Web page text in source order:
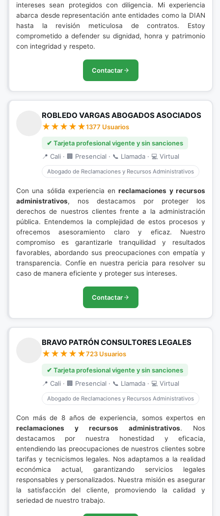
intereses sean protegidos con diligencia. Mi experiencia
abarca desde representación ante entidades como la DIAN
hasta la revisión meticulosa de contratos. Estoy
comprometido a defender su dignidad, honra y patrimonio
con integridad y respeto.
Contactar
ROBLEDO VARGAS ABOGADOS ASOCIADOS
1377 Usuarios
✔ Tarjeta profesional vigente y sin sanciones
📍 Cali · 🏢 Presencial · 📞 Llamada · 💻 Virtual
Abogado de Reclamaciones y Recursos Administrativos
Con una sólida experiencia enreclamaciones y recursos
administrativos, nos destacamos por proteger los
derechos de nuestros clientes frente a la administración
pública. Entendemos la complejidad de estos procesos y
ofrecemos asesoramiento claro y eficaz. Nuestro
compromiso es garantizarle tranquilidad y resultados
favorables, abordando sus preocupaciones con empatía y
transparencia. Confíe en nuestra pericia para resolver su
caso de manera eficiente y proteger sus intereses.
Contactar
BRAVO PATRÓN CONSULTORES LEGALES
723 Usuarios
✔ Tarjeta profesional vigente y sin sanciones
📍 Cali · 🏢 Presencial · 📞 Llamada · 💻 Virtual
Abogado de Reclamaciones y Recursos Administrativos
Con más de 8 años de experiencia, somos expertos en
reclamaciones y recursos administrativos. Nos
destacamos por nuestra honestidad y eficacia,
entendiendo las preocupaciones de nuestros clientes sobre
tarifas y tecnicismos legales. Nos adaptamos a la realidad
económica actual, garantizando servicios legales
responsables y personalizados. Nuestra misión es asegurar
la satisfacción del cliente, promoviendo la calidad y
seriedad de nuestro trabajo.